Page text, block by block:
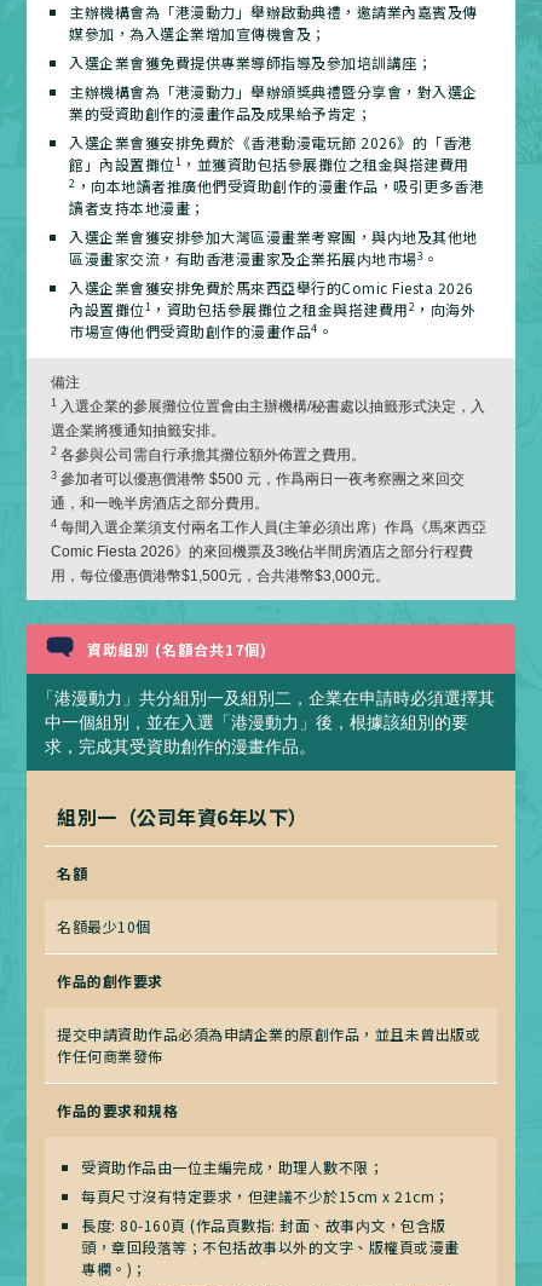
主辦機構會為「港漫動力」舉辦啟動典禮，邀請業內嘉賓及傳
媒參加，為入選企業增加宣傳機會及；
入選企業會獲免費提供專業導師指導及參加培訓講座；
主辦機構會為「港漫動力」舉辦頒獎典禮暨分享會，對入選企
業的受資助創作的漫畫作品及成果給予肯定；
入選企業會獲安排免費於《香港動漫電玩節 2026》的「香港
館」內設置攤位1 ，並獲資助包括參展攤位之租金與搭建費用
2 ，向本地讀者推廣他們受資助創作的漫畫作品，吸引更多香港
讀者支持本地漫畫；
入選企業會獲安排參加大灣區漫畫業考察團，與内地及其他地
區漫畫家交流，有助香港漫畫家及企業拓展内地市場3 。
入選企業會獲安排免費於馬來西亞舉行的Comic Fiesta 2026
內設置攤位1 ，資助包括參展攤位之租金與搭建費用2 ，向海外
市場宣傳他們受資助創作的漫畫作品4 。
備注
1
入選企業的參展攤位位置會由主辦機構/秘書處以抽籤形式決定，入
選企業將獲通知抽籤安排。
2 各參與公司需自行承擔其攤位額外佈置之費用。
3 參加者可以優惠價港幣 $500 元，作爲兩日一夜考察團之來回交
通，和一晚半房酒店之部分費用。
4 每間入選企業須支付兩名工作人員(主筆必須出席）作爲《馬來西亞
Comic Fiesta 2026》的來回機票及3晚佔半間房酒店之部分行程費
用，每位優惠價港幣$1,500元，合共港幣$3,000元。
資助組別 (名額合共17個)
「港漫動力」共分組別一及組別二，企業在申請時必須選擇其
中一個組別，並在入選「港漫動力」後，根據該組別的要
求，完成其受資助創作的漫畫作品。
組別一（公司年資6年以下）
名額
名額最少10個
作品的創作要求
提交申請資助作品必須為申請企業的原創作品，並且未曾出版或
作任何商業發佈
作品的要求和規格
受資助作品由一位主編完成，助理人數不限；
每頁尺寸沒有特定要求，但建議不少於15cm x 21cm；
長度: 80-160頁 (作品頁數指: 封面、故事内文，包含版
頭，章回段落等；不包括故事以外的文字、版權頁或漫畫
專欄。)；